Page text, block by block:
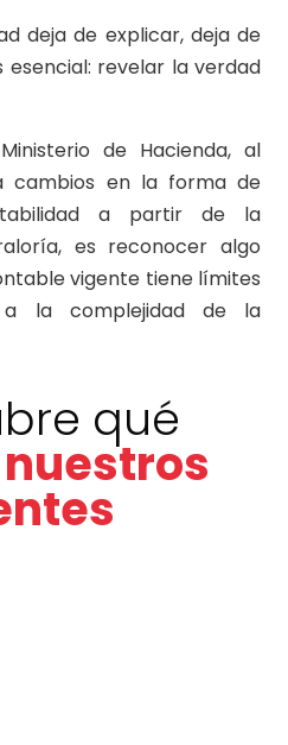
deja de explicar, deja de
esencial: revelar la verdad
de Hacienda, al
cambios en la forma de
a partir de la
es reconocer algo
vigente tiene límites
a la complejidad de la
qué
nuestros